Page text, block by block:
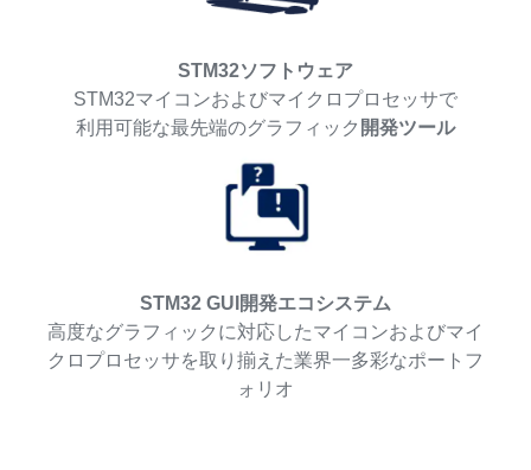
STM32ソフトウェア
STM32マイコンおよびマイクロプロセッサで
利用可能な最先端のグラフィック 開発ツール
STM32 GUI開発エコシステム
高度なグラフィックに対応したマイコンおよびマイ
クロプロセッサを取り揃えた業界一多彩なポートフ
ォリオ